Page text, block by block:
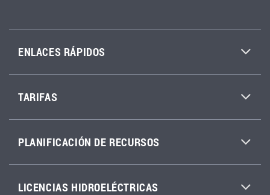
ENLACES RÁPIDOS
TARIFAS
PLANIFICACIÓN DE RECURSOS
LICENCIAS HIDROELÉCTRICAS